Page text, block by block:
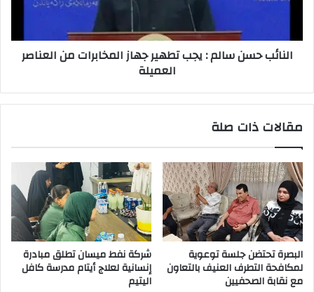
من
العناصر
النائب حسن سالم : يجب تطهير جهاز المخابرات من العناصر
العميلة
مقالات ذات صلة
البصرة تحتضن جلسة توعوية
لمكافحة التطرف العنيف بالتعاون
مع نقابة الصحفيين
شركة نفط ميسان تطلق مبادرة
إنسانية لعلاج أيتام مدرسة كافل
اليتيم